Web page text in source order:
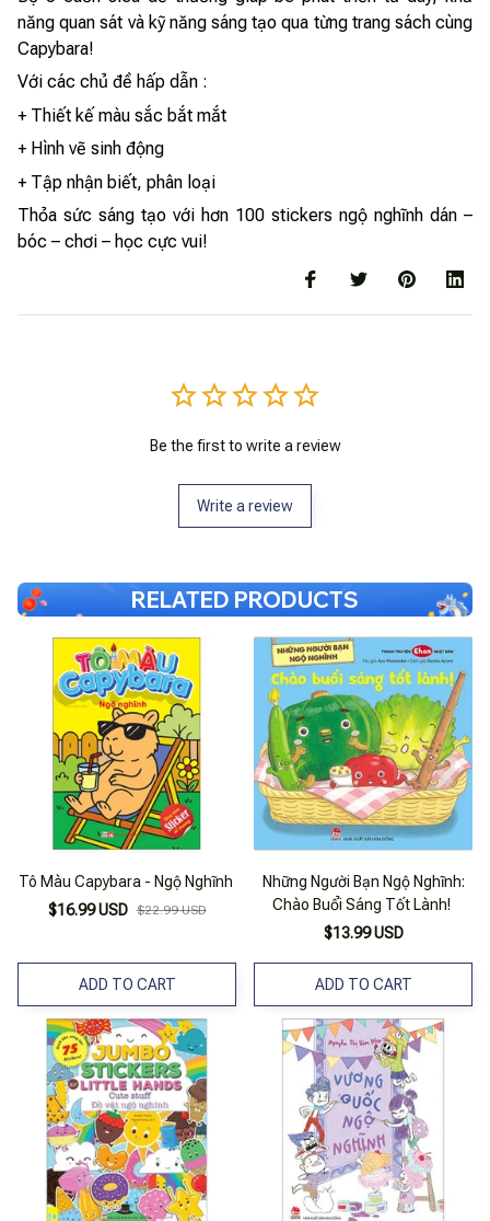
năng quan sát và kỹ năng sáng tạo qua từng trang sách cùng
Capybara!
Với các chủ đề hấp dẫn :
+ Thiết kế màu sắc bắt mắt
+ Hình vẽ sinh động
+ Tập nhận biết, phân loại
Thỏa sức sáng tạo với hơn 100 stickers ngộ nghĩnh dán –
bóc – chơi – học cực vui!
Be the first to write a review
Write a review
RELATED PRODUCTS
Tô Màu Capybara - Ngộ Nghĩnh
$16.99 USD $22.99 USD
ADD TO CART
Những Người Bạn Ngộ Nghĩnh:
Chào Buổi Sáng Tốt Lành!
$13.99 USD
ADD TO CART